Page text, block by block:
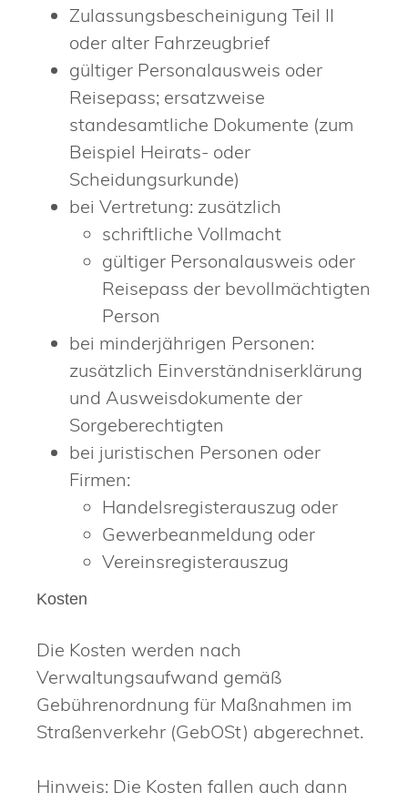
Zulassungsbescheinigung Teil II
oder alter Fahrzeugbrief
gültiger Personalausweis oder
Reisepass; ersatzweise
standesamtliche Dokumente (zum
Beispiel Heirats- oder
Scheidungsurkunde)
bei Vertretung: zusätzlich
schriftliche Vollmacht
gültiger Personalausweis oder
Reisepass der bevollmächtigten
Person
bei minderjährigen Personen:
zusätzlich Einverständniserklärung
und Ausweisdokumente der
Sorgeberechtigten
bei juristischen Personen oder
Firmen:
Handelsregisterauszug oder
Gewerbeanmeldung oder
Vereinsregisterauszug
Kosten
Die Kosten werden nach
Verwaltungsaufwand gemäß
Gebührenordnung für Maßnahmen im
Straßenverkehr (GebOSt) abgerechnet.
Hinweis: Die Kosten fallen auch dann